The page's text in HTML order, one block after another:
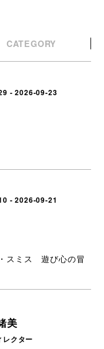
CATEGORY
- 2026-09-23
- 2026-09-21
スミス 遊び心の冒
美
レクター